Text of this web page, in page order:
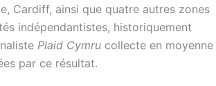
Cardiff, ainsi que quatre autres zones
indépendantistes, historiquement
Plaid Cymru collecte en moyenne
par ce résultat.